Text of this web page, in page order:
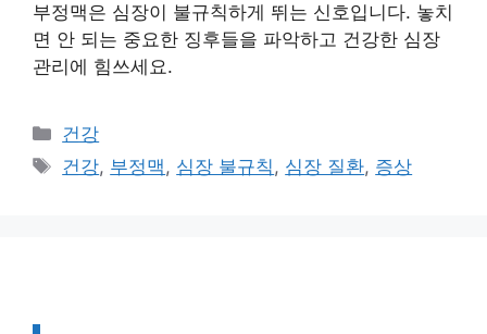
부정맥은 심장이 불규칙하게 뛰는 신호입니다. 놓치
면 안 되는 중요한 징후들을 파악하고 건강한 심장
관리에 힘쓰세요.
카
테
건강
태
건강, 부정맥, 심장 불규칙, 심장 질환, 증상